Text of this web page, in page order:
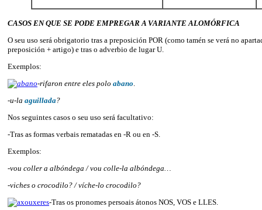
CASOS EN QUE SE PODE EMPREGAR A VARIANTE ALOMÓRFICA
O seu uso será obrigatorio tras a preposición POR (como tamén se verá no
preposición + artigo) e tras o adverbio de lugar U.
Exemplos:
-rifaron entre eles polo abano
-u-la aguillada?
Nos seguintes casos o seu uso será facultativo:
-Tras as formas verbais rematadas en -R ou en -S.
Exemplos:
-vou coller a albóndega / vou colle-la albóndega…
-viches o crocodilo? / víche-lo crocodilo?
-Tras os pronomes persoais átonos NOS, VOS e LLES.